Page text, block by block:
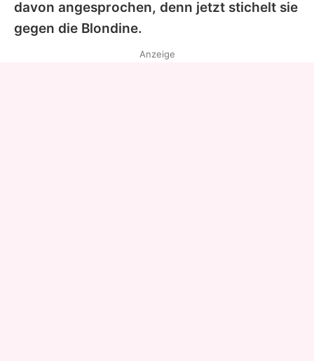
davon angesprochen, denn jetzt stichelt sie
gegen die Blondine.
Anzeige